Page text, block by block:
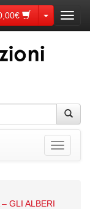
Toggle
Toggle
GLI ALBERI